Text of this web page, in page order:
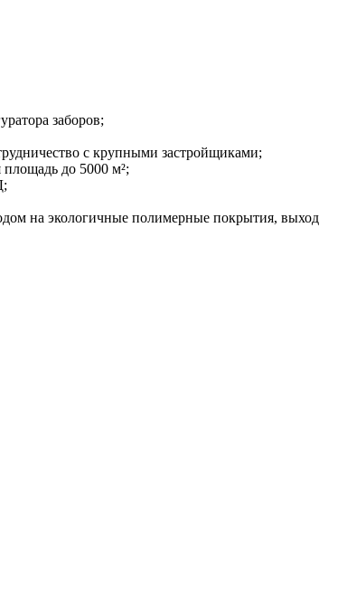
заборов;
с крупными застройщиками;
до 5000 м²;
на экологичные полимерные покрытия, выход